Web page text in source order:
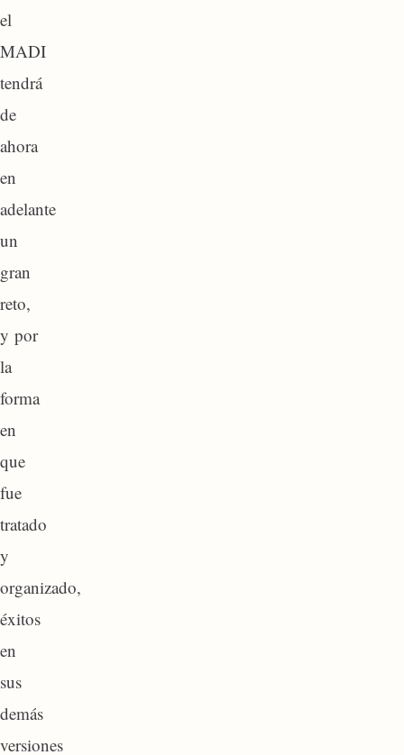
el
MADI
tendrá
de
ahora
en
adelante
un
gran
reto,
y por
la
forma
en
que
fue
tratado
y
organizado,
éxitos
en
sus
demás
versiones